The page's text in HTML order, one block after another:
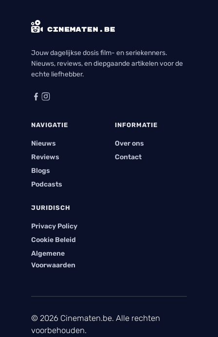
Jouw dagelijkse dosis film- en seriekenners.
Nieuws, reviews, en diepgaande artikelen voor de
echte liefhebber.
NAVIGATIE
Nieuws
Reviews
Blogs
Podcasts
INFORMATIE
Over ons
Contact
JURIDISCH
Privacy Policy
Cookie Beleid
Algemene
Voorwaarden
© 2026 Cinematen.be. Alle rechten
voorbehouden.